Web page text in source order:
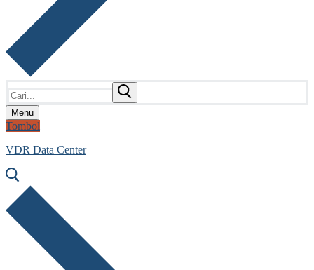
Menu
Tombol
VDR Data Center